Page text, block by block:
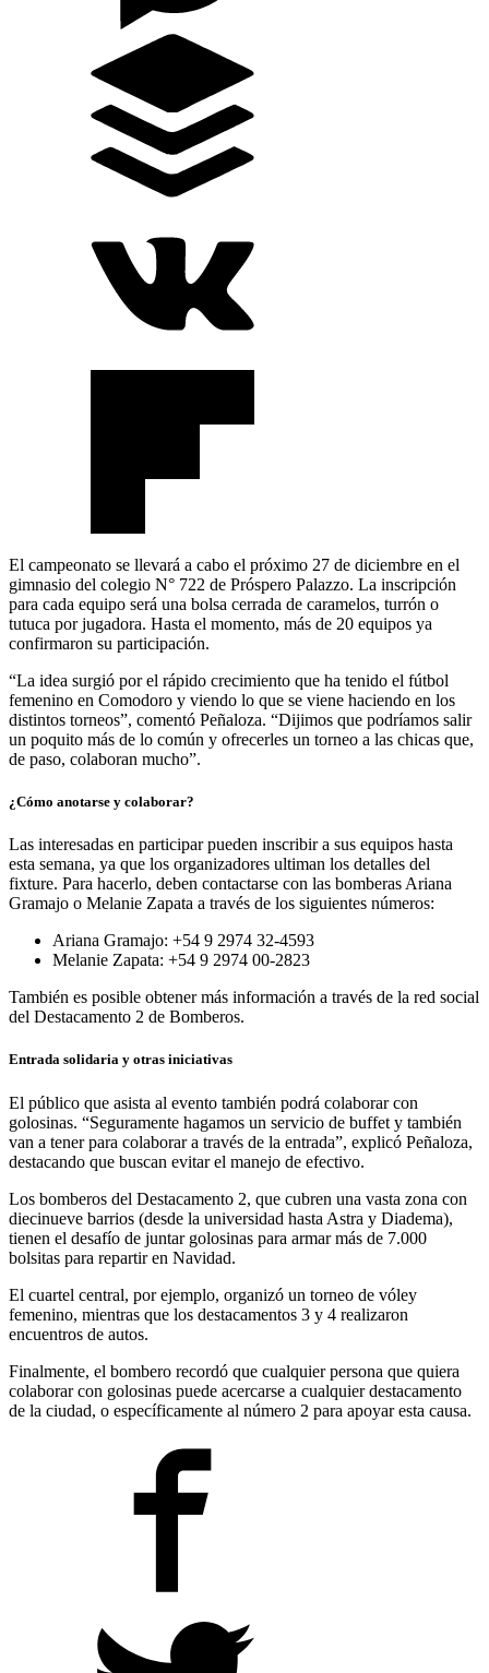
El campeonato se llevará a cabo el próximo 27 de diciembre en el
gimnasio del colegio N° 722 de Próspero Palazzo. La inscripción
para cada equipo será una bolsa cerrada de caramelos, turrón o
tutuca por jugadora. Hasta el momento, más de 20 equipos ya
confirmaron su participación.
“La idea surgió por el rápido crecimiento que ha tenido el fútbol
femenino en Comodoro y viendo lo que se viene haciendo en los
distintos torneos”, comentó Peñaloza. “Dijimos que podríamos salir
un poquito más de lo común y ofrecerles un torneo a las chicas que,
de paso, colaboran mucho”.
¿Cómo anotarse y colaborar?
Las interesadas en participar pueden inscribir a sus equipos hasta
esta semana, ya que los organizadores ultiman los detalles del
fixture. Para hacerlo, deben contactarse con las bomberas Ariana
Gramajo o Melanie Zapata a través de los siguientes números:
Ariana Gramajo: +54 9 2974 32-4593
Melanie Zapata: +54 9 2974 00-2823
También es posible obtener más información a través de la red social
del Destacamento 2 de Bomberos.
Entrada solidaria y otras iniciativas
El público que asista al evento también podrá colaborar con
golosinas. “Seguramente hagamos un servicio de buffet y también
van a tener para colaborar a través de la entrada”, explicó Peñaloza,
destacando que buscan evitar el manejo de efectivo.
Los bomberos del Destacamento 2, que cubren una vasta zona con
diecinueve barrios (desde la universidad hasta Astra y Diadema),
tienen el desafío de juntar golosinas para armar más de 7.000
bolsitas para repartir en Navidad.
El cuartel central, por ejemplo, organizó un torneo de vóley
femenino, mientras que los destacamentos 3 y 4 realizaron
encuentros de autos.
Finalmente, el bombero recordó que cualquier persona que quiera
colaborar con golosinas puede acercarse a cualquier destacamento
de la ciudad, o específicamente al número 2 para apoyar esta causa.